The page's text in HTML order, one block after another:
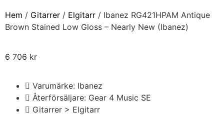
Hem / Gitarrer / Elgitarr / Ibanez RG421HPAM Antique
Brown Stained Low Gloss – Nearly New (Ibanez)
6 706 kr
Varumärke: Ibanez
Återförsäljare: Gear 4 Music SE
Gitarrer > Elgitarr